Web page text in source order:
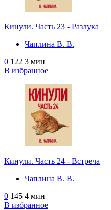
Кинули. Часть 23 - Разлука
Чаплина В. В.
0 122 3 мин
В избранное
Кинули. Часть 24 - Встреча
Чаплина В. В.
0 145 4 мин
В избранное